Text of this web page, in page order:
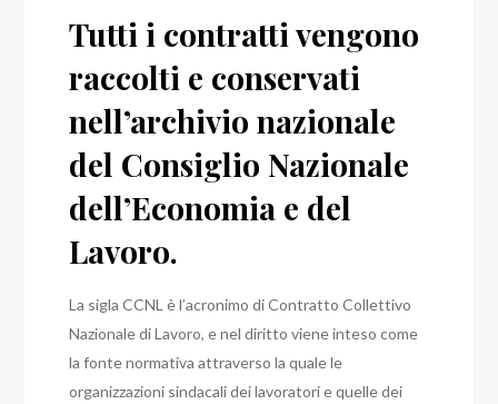
Tutti i contratti vengono
raccolti e conservati
nell’archivio nazionale
del Consiglio Nazionale
dell’Economia e del
Lavoro.
La sigla CCNL è l’acronimo di Contratto Collettivo
Nazionale di Lavoro, e nel diritto viene inteso come
la fonte normativa attraverso la quale le
organizzazioni sindacali dei lavoratori e quelle dei